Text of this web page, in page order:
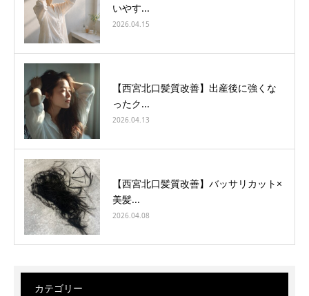
いやす...
2026.04.15
【西宮北口髪質改善】出産後に強くな
ったク...
2026.04.13
【西宮北口髪質改善】バッサリカット×
美髪...
2026.04.08
カテゴリー